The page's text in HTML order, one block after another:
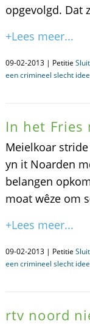
opgevolgd. Dat
+Lees meer...
09-02-2013 | Petitie
een crimineel slecht idee
In het Fries
Meielkoar
yn it Noarden
belangen
moat wêze om
+Lees meer...
09-02-2013 | Petitie
een crimineel slecht idee
rtv noord